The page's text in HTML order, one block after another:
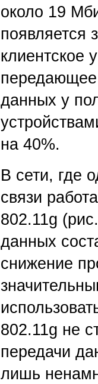
около 19
появляется
клиентское
передающее
данных у
на 40%.
В сети, где
связи
802.11g
данных
снижение
802.11g не
передачи
лишь